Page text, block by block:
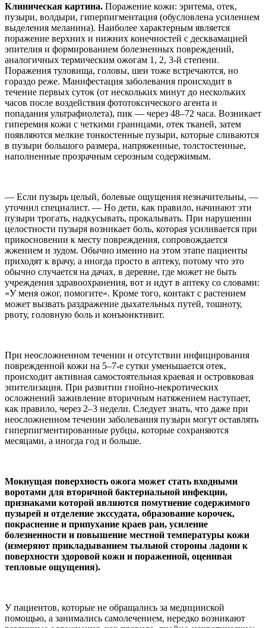
Клиническая картина. Поражение кожи: эритема, отек,
пузыри, волдыри, гиперпигментация (обусловлена усилением
выделения меланина). Наиболее характерным является
поражение верхних и нижних конечностей с десквамацией
эпителия и формированием болезненных повреждений,
аналогичных термическим ожогам 1, 2, 3-й степени.
Поражения туловища, головы, шеи тоже встречаются, но
гораздо реже. Манифестация заболевания происходит в
течение первых суток (от нескольких минут до нескольких
часов после воздействия фототоксического агента и
попадания ультрафиолета), пик — через 48–72 часа. Возникает
гиперемия кожи с четкими границами, отек тканей, затем
появляются мелкие тонкостенные пузыри, которые сливаются
в пузыри большого размера, напряженные, толстостенные,
наполненные прозрачным серозным содержимым.
— Если пузырь целый, болевые ощущения незначительны, —
уточнил специалист. — Но дети, как правило, начинают эти
пузыри трогать, надкусывать, прокалывать. При нарушении
целостности пузыря возникает боль, которая усиливается при
прикосновении к месту повреждения, сопровождается
жжением и зудом. Обычно именно на этом этапе пациенты
приходят к врачу, а иногда просто в аптеку, потому что это
обычно случается на дачах, в деревне, где может не быть
учреждения здравоохранения, вот и идут в аптеку со словами:
«У меня ожог, помогите». Кроме того, контакт с растением
может вызвать раздражение дыхательных путей, тошноту,
рвоту, головную боль и конъюнктивит.
При неосложненном течении и отсутствии инфицирования
поврежденной кожи на 5–7-е сутки уменьшается отек,
происходит активная самостоятельная краевая и островковая
эпителизация. При развитии гнойно-некротических
осложнений заживление вторичным натяжением наступает,
как правило, через 2–3 недели. Следует знать, что даже при
неосложненном течении заболевания пузыри могут оставлять
гиперпигментированные рубцы, которые сохраняются
месяцами, а иногда год и больше.
Мокнущая поверхность ожога может стать входными
воротами для вторичной бактериальной инфекции,
признаками которой являются помутнение содержимого
пузырей и отделение экссудата, образование корочек,
покраснение и припухание краев ран, усиление
болезненности и повышение местной температуры кожи
(измеряют прикладыванием тыльной стороны ладони к
поверхности здоровой кожи и пораженной, оценивая
тепловые ощущения).
У пациентов, которые не обращались за медицинской
помощью, а занимались самолечением, нередко возникают